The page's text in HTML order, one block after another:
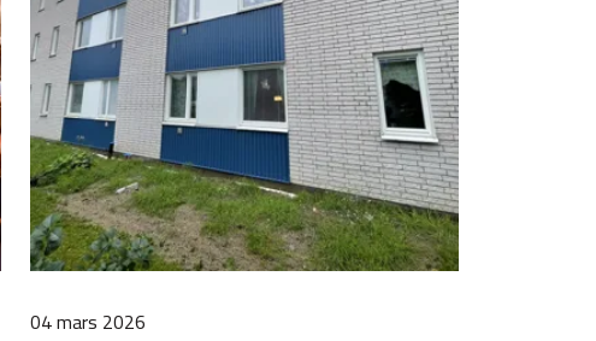
04 mars 2026